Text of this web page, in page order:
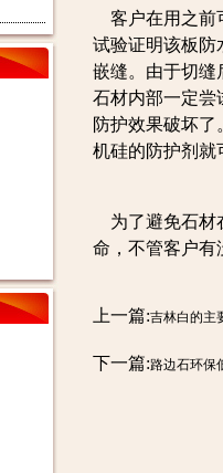
客户在用之前
试验证明该板防
嵌缝。由于切缝
石材内部一定尝
防护效果破坏
机硅的防护剂就
为了避免石材
命，不管客户有
上一篇:吉林白的主
下一篇:路边石环保